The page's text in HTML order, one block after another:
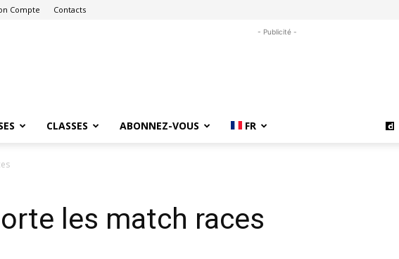
Compte Contacts
- Publicité -
CLASSES ABONNEZ-VOUS FR
les match races